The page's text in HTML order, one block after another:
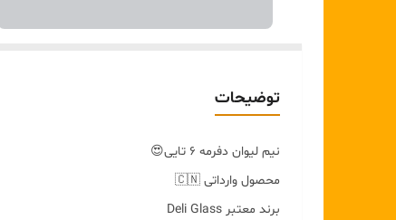
توضیحات
نیم لیوان دفرمه ۶ تایی😍
محصول وارداتی 🇨🇳
برند معتبر Deli Glass